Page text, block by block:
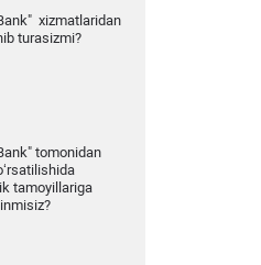
xizmatlaridan
turasizmi?
tomonidan
tamoyillariga